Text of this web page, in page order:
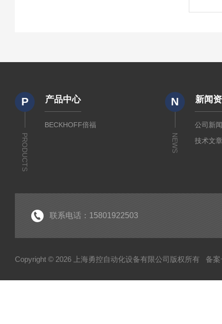
P
PRODUCTS
产品中心
BECKHOFF倍福
N
NEWS
新闻
公司新
技术文
联系电话：15801922503
Copyright © 2026 上海勇控自动化设备有限公司版权所有 备案